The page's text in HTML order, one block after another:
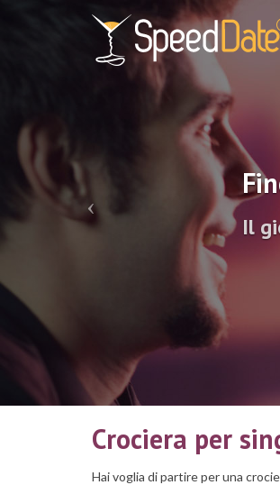
Il
Crociera per
Hai voglia di partire per una